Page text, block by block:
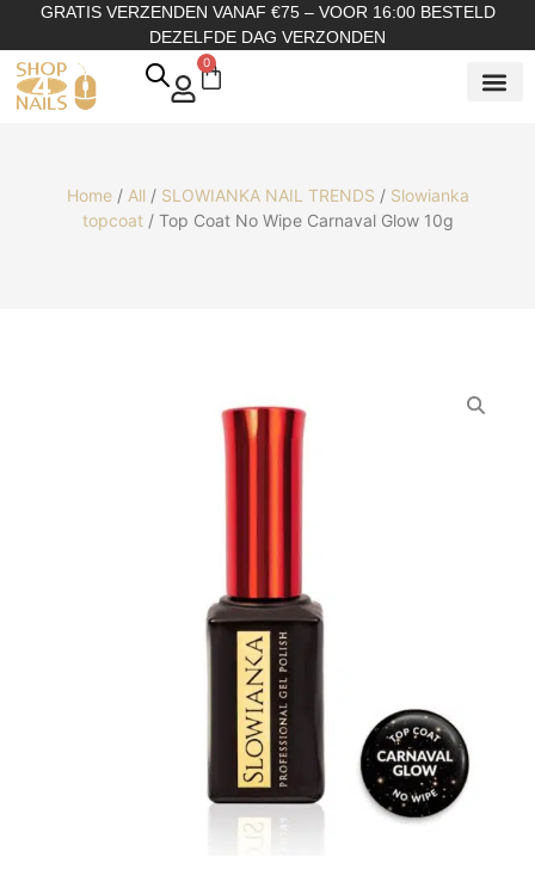
GRATIS VERZENDEN VANAF €75 – VOOR 16:00 BESTELD
DEZELFDE DAG VERZONDEN
0
Home/ All / SLOWIANKA NAIL TRENDS / Slowianka
topcoat/ Top Coat No Wipe Carnaval Glow 10g